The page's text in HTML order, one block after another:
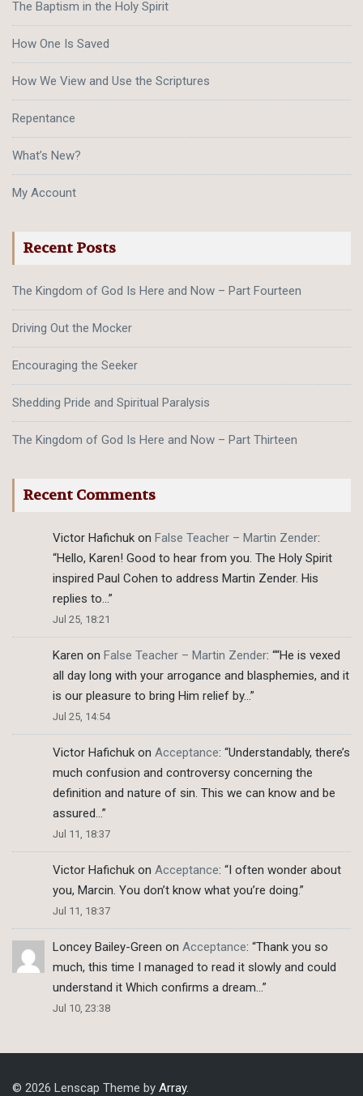
The Baptism in the Holy Spirit
How One Is Saved
How We View and Use the Scriptures
Repentance
What’s New?
My Account
Recent Posts
The Kingdom of God Is Here and Now – Part Fourteen
Driving Out the Mocker
Encouraging the Seeker
Shedding Pride and Spiritual Paralysis
The Kingdom of God Is Here and Now – Part Thirteen
Recent Comments
Victor Hafichuk on False Teacher – Martin Zender:
“Hello, Karen! Good to hear from you. The Holy Spirit
inspired Paul Cohen to address Martin Zender. His
replies to…”
Jul 25, 18:21
Karen on False Teacher – Martin Zender: ““He is vexed
all day long with your arrogance and blasphemies, and it
is our pleasure to bring Him relief by…”
Jul 25, 14:54
Victor Hafichuk on Acceptance: “Understandably, there’s
much confusion and controversy concerning the
definition and nature of sin. This we can know and be
assured…”
Jul 11, 18:37
Victor Hafichuk on Acceptance: “ I often wonder about
you, Marcin. You don’t know what you’re doing.”
Jul 11, 18:37
Loncey Bailey-Green on Acceptance: “Thank you so
much, this time I managed to read it slowly and could
understand it Which confirms a dream…”
Jul 10, 23:38
© 2026 Lenscap Theme by Array.